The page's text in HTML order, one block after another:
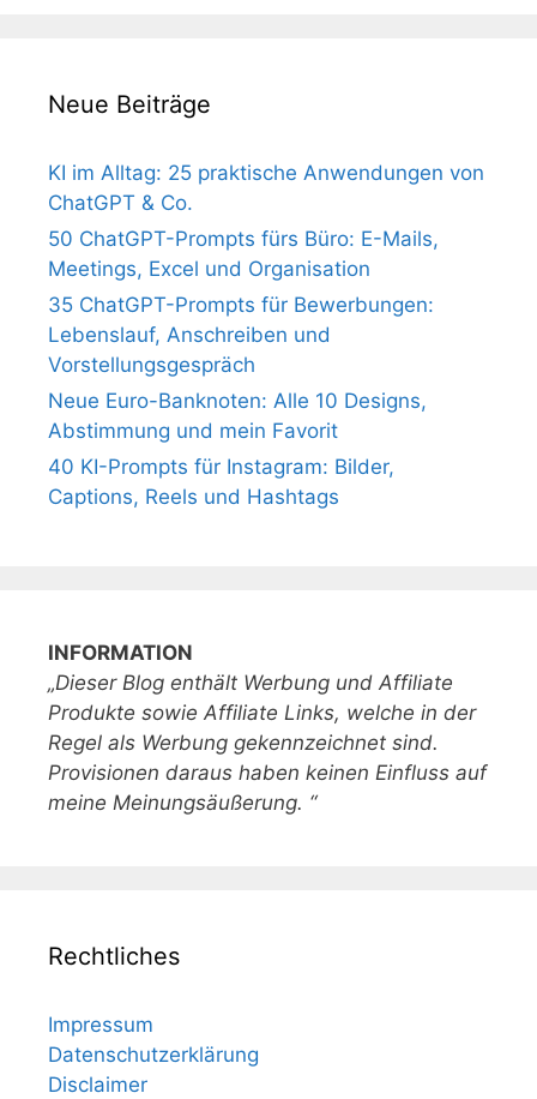
Neue Beiträge
KI im Alltag: 25 praktische Anwendungen von
ChatGPT & Co.
50 ChatGPT-Prompts fürs Büro: E-Mails,
Meetings, Excel und Organisation
35 ChatGPT-Prompts für Bewerbungen:
Lebenslauf, Anschreiben und
Vorstellungsgespräch
Neue Euro-Banknoten: Alle 10 Designs,
Abstimmung und mein Favorit
40 KI-Prompts für Instagram: Bilder,
Captions, Reels und Hashtags
INFORMATION
„Dieser Blog enthält Werbung und Affiliate
Produkte sowie Affiliate Links, welche in der
Regel als Werbung gekennzeichnet sind.
Provisionen daraus haben keinen Einfluss auf
meine Meinungsäußerung. “
Rechtliches
Impressum
Datenschutzerklärung
Disclaimer